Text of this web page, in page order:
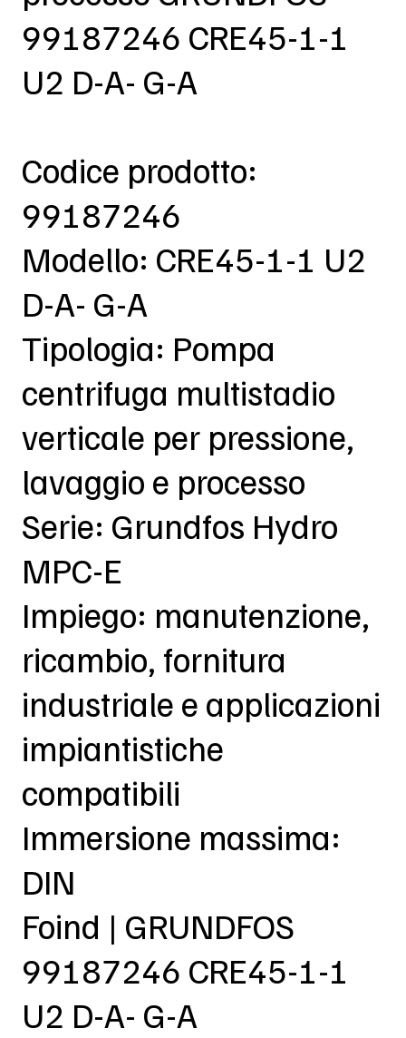
99187246 CRE45-1-1
U2 D-A- G-A
Codice prodotto:
99187246
Modello: CRE45-1-1 U2
D-A- G-A
Tipologia: Pompa
centrifuga multistadio
verticale per pressione,
lavaggio e processo
Serie: Grundfos Hydro
MPC-E
Impiego: manutenzione,
ricambio, fornitura
industriale e applicazioni
impiantistiche
compatibili
Immersione massima:
DIN
Foind | GRUNDFOS
99187246 CRE45-1-1
U2 D-A- G-A